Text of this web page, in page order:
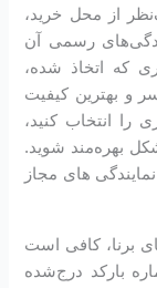
از محل خرید،
رسمی آن
که اتخاذ شده،
و بهترین کیفیت
را انتخاب کنید،
بهره‌مند شوید.
های مجاز
برنا، کافی است
بارکد درج‌شده